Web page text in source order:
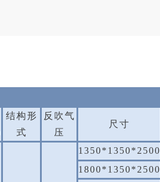
结构形
式
反吹气
压
尺寸
1350*1350*2500
1800*1350*2500